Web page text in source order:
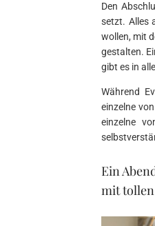
Den
setzt. Alles
wollen, mit
gestalten.
gibt es in
Während
einzelne
einzelne
Ein
mit